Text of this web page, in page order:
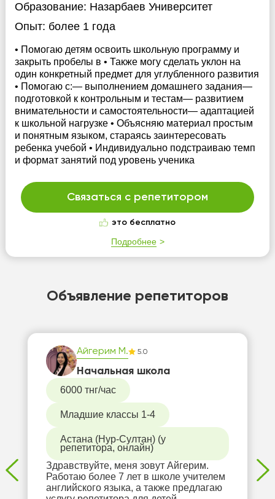
Образование: Назарбаев Университет
Опыт: более 1 года
• Помогаю детям освоить школьную программу и
закрыть пробелы в • Также могу сделать уклон на
один конкретный предмет для углубленного развития
• Помогаю с:— выполнением домашнего задания—
подготовкой к контрольным и тестам— развитием
внимательности и самостоятельности— адаптацией
к школьной нагрузке • Объясняю материал простым
и понятным языком, стараясь заинтересовать
ребенка учебой • Индивидуально подстраиваю темп
и формат занятий под уровень ученика
Связаться с репетитором
это бесплатно
Подробнее
Объявление репетиторов
Айгерим М. 5.0
Начальная школа
6000 тнг/час
Младшие классы 1-4
Астана (Нур-Султан) (у
репетитора, онлайн)
Здравствуйте, меня зовут Айгерим.
Работаю более 7 лет в школе учителем
английского языка, а также предлагаю